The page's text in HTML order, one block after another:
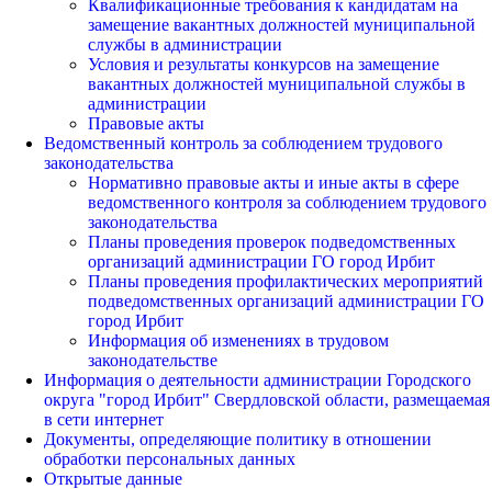
Квалификационные требования к кандидатам на
замещение вакантных должностей муниципальной
службы в администрации
Условия и результаты конкурсов на замещение
вакантных должностей муниципальной службы в
администрации
Правовые акты
Ведомственный контроль за соблюдением трудового
законодательства
Нормативно правовые акты и иные акты в сфере
ведомственного контроля за соблюдением трудового
законодательства
Планы проведения проверок подведомственных
организаций администрации ГО город Ирбит
Планы проведения профилактических мероприятий
подведомственных организаций администрации ГО
город Ирбит
Информация об изменениях в трудовом
законодательстве
Информация о деятельности администрации Городского
округа "город Ирбит" Свердловской области, размещаемая
в сети интернет
Документы, определяющие политику в отношении
обработки персональных данных
Открытые данные